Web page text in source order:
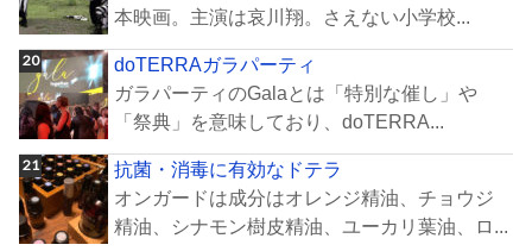
本映画。主演は哀川翔。さえない小学校...
doTERRAガラパーティ
ガラパーティのGalaとは「特別な催し」や
「祭典」を意味しており、doTERRA...
抗菌・消毒に有効なドテラ
オンガードは成分はオレンジ精油、チョウジ
精油、シナモン樹皮精油、ユーカリ葉油、ロ...